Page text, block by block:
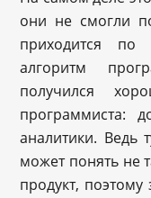
они не смогли
приходится по
алгоритм
получился
программиста:
аналитики. Ведь
может понять не
продукт,